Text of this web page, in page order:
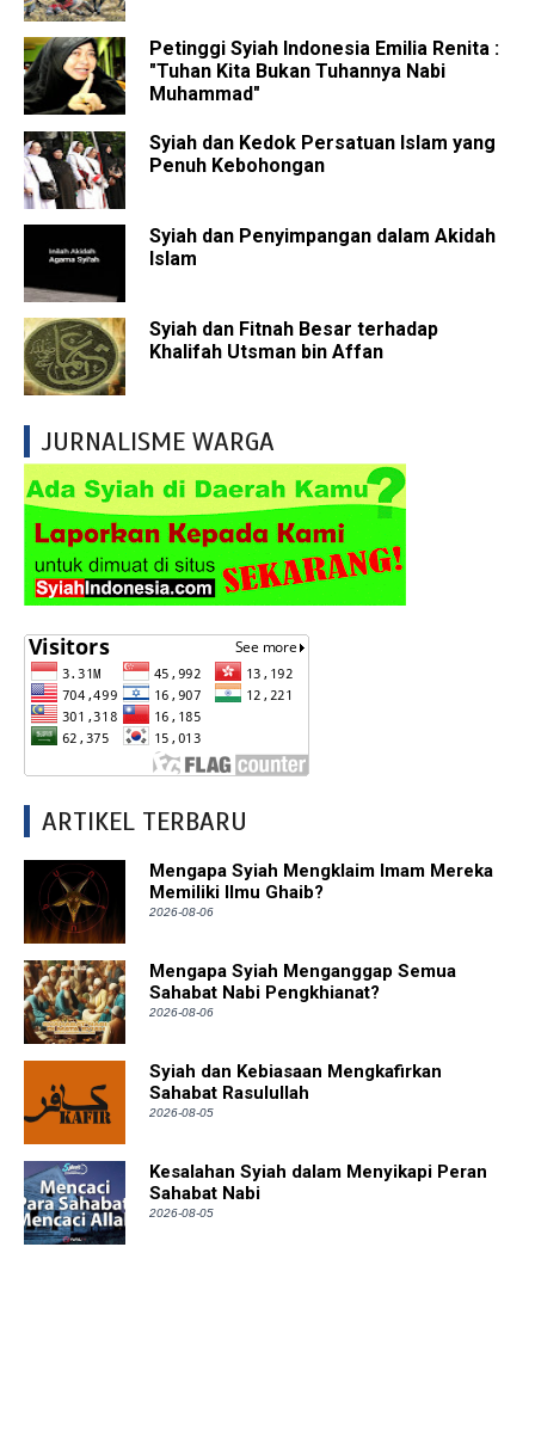
Petinggi Syiah Indonesia Emilia Renita :
"Tuhan Kita Bukan Tuhannya Nabi
Muhammad"
Syiah dan Kedok Persatuan Islam yang
Penuh Kebohongan
Syiah dan Penyimpangan dalam Akidah
Islam
Syiah dan Fitnah Besar terhadap
Khalifah Utsman bin Affan
JURNALISME WARGA
ARTIKEL TERBARU
Mengapa Syiah Mengklaim Imam Mereka
Memiliki Ilmu Ghaib?
2026-08-06
Mengapa Syiah Menganggap Semua
Sahabat Nabi Pengkhianat?
2026-08-06
Syiah dan Kebiasaan Mengkafirkan
Sahabat Rasulullah
2026-08-05
Kesalahan Syiah dalam Menyikapi Peran
Sahabat Nabi
2026-08-05